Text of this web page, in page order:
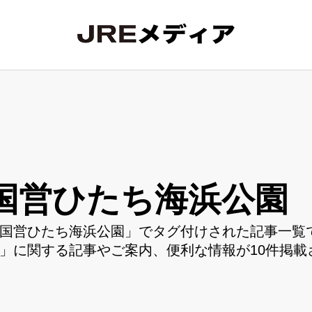
営ひたち海浜公園
営ひたち海浜公園」でタグ付けされた記事一
に関する記事やご案内、便利な情報が10件掲載